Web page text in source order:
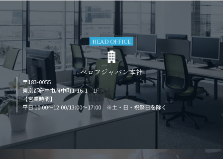
HEAD OFFICE
ベロフジャパン本社
〒183-0055
東京都府中市府中町1-16-1 1F
【営業時間】
平日 10:00～12:00/13:00～17:00 ※土・日・祝祭日を除く